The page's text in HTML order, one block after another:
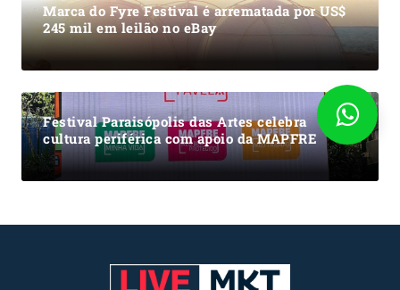
Marca do Fyre Festival é arrematada por US$
245 mil em leilão no eBay
Festival Paraisópolis das Artes celebra
cultura periférica com apoio da MAPFRE